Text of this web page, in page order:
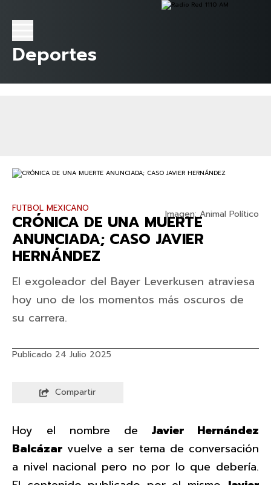
Deportes
Imagen: Animal Político
FUTBOL MEXICANO
CRÓNICA DE UNA MUERTE
ANUNCIADA; CASO JAVIER
HERNÁNDEZ
El exgoleador del Bayer Leverkusen atraviesa
hoy uno de los momentos más oscuros de
su carrera.
Publicado 24 Julio 2025
Compartir
Hoy el nombre de Javier Hernández
Balcázar vuelve a ser tema de conversación
a nivel nacional pero no por lo que debería.